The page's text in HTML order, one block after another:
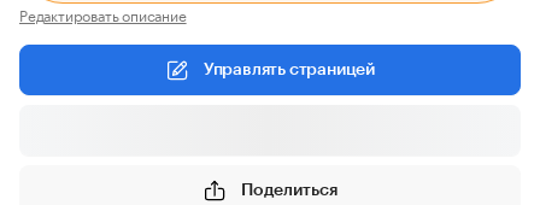
Редактировать описание
Управлять страницей
Поделиться